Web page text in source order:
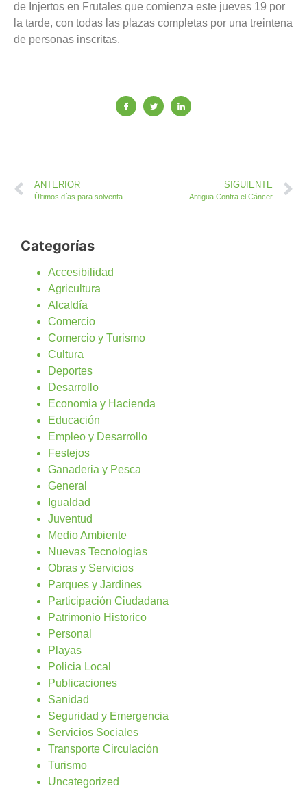
de Injertos en Frutales que comienza este jueves 19 por
la tarde, con todas las plazas completas por una treintena
de personas inscritas.
ANTERIOR SIGUIENTE
Antigua Contra el Cáncer
Categorías
Accesibilidad
Agricultura
Alcaldía
Comercio
Comercio y Turismo
Cultura
Deportes
Desarrollo
Economia y Hacienda
Educación
Empleo y Desarrollo
Festejos
Ganaderia y Pesca
General
Igualdad
Juventud
Medio Ambiente
Nuevas Tecnologias
Obras y Servicios
Parques y Jardines
Participación Ciudadana
Patrimonio Historico
Personal
Playas
Policia Local
Publicaciones
Sanidad
Seguridad y Emergencia
Servicios Sociales
Transporte Circulación
Turismo
Uncategorized